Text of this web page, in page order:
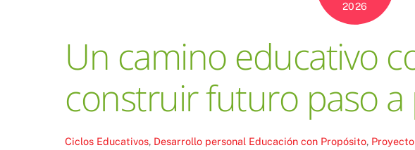
2026
Un camino educativo
construir futuro paso a
Ciclos Educativos, Desarrollo personal Educación con Propósito,